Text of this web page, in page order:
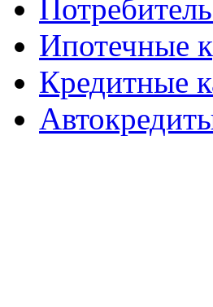
Ипотечные
Кредитные